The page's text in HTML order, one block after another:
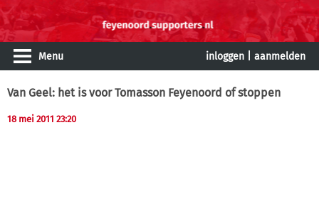
Menu inloggen aanmelden
Van Geel: het is voor Tomasson Feyenoord of stoppen
18 mei 2011 23:20